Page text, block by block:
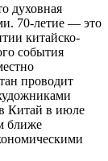
духовная
70-летие — это
китайско-
события
проводит
Китай в июле
ближе